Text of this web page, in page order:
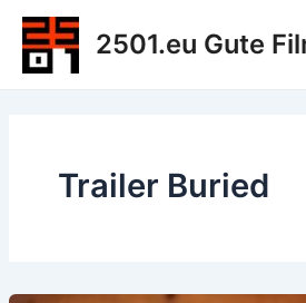
Zum
Inhalt
springen
2501.eu Gute
Trailer Buried